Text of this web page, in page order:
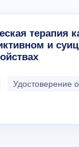
терапия
и
Удостоверение